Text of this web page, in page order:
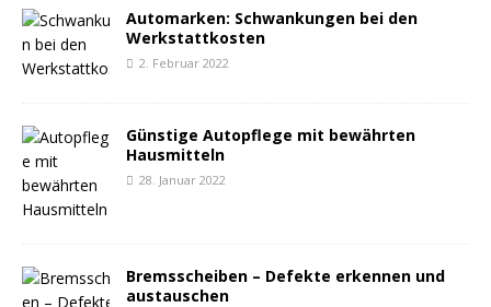
Automarken: Schwankungen bei den
Werkstattkosten
2. Februar 2022
Günstige Autopflege mit bewährten
Hausmitteln
28. Januar 2022
Bremsscheiben – Defekte erkennen und
austauschen